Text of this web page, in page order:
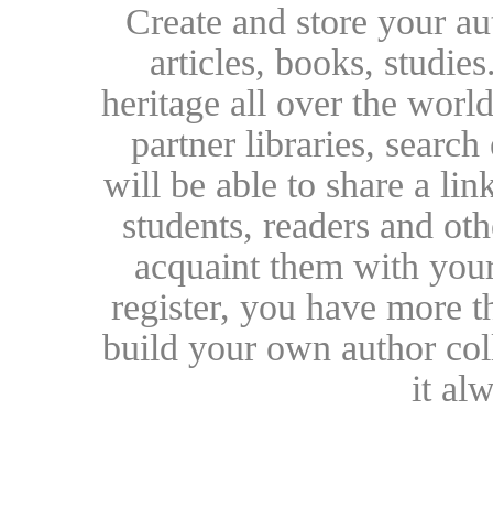
Create and store your
articles, books,
heritage all over the
partner libraries,
will be able to share a
students, readers and
acquaint them with
register, you have more
build your own author
it